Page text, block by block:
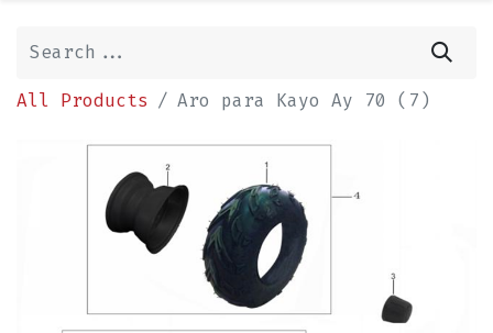
All Products Aro para Kayo Ay 70 (7)